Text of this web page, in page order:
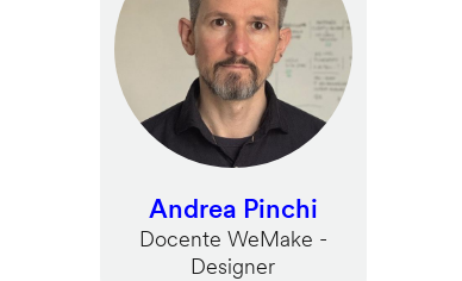
Andrea Pinchi
Docente WeMake -
Designer